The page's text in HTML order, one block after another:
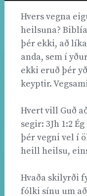
Hvers vegna
heilsuna?
þér ekki, að
anda, sem í
ekki eruð þér
keyptir.
Hvert vill Guð
segir: 3Jh 1:2
þér vegni vel í
heill heilsu,
Hvaða skilyrði
fólki sínu um